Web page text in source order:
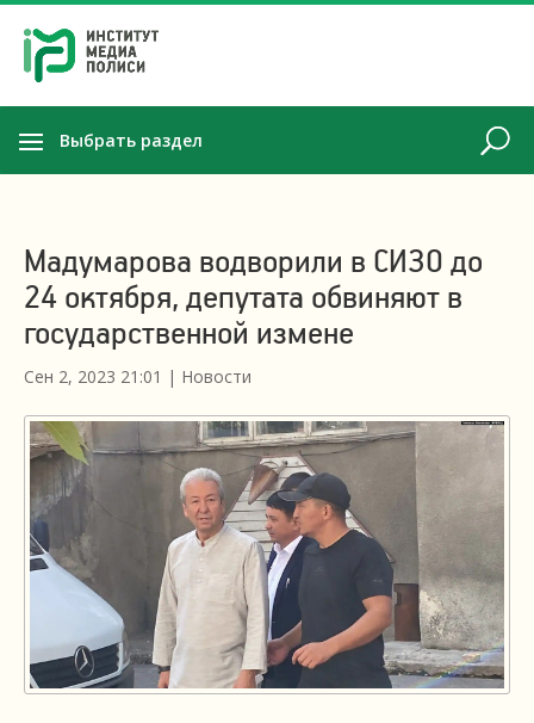
Выбрать раздел
Мадумарова водворили в СИЗО до
24 октября, депутата обвиняют в
государственной измене
Сен 2, 2023 21:01 | Новости